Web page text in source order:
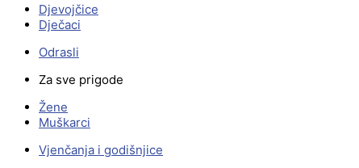
Djevojčice
Dječaci
Odrasli
Za sve prigode
Žene
Muškarci
Vjenčanja i godišnjice